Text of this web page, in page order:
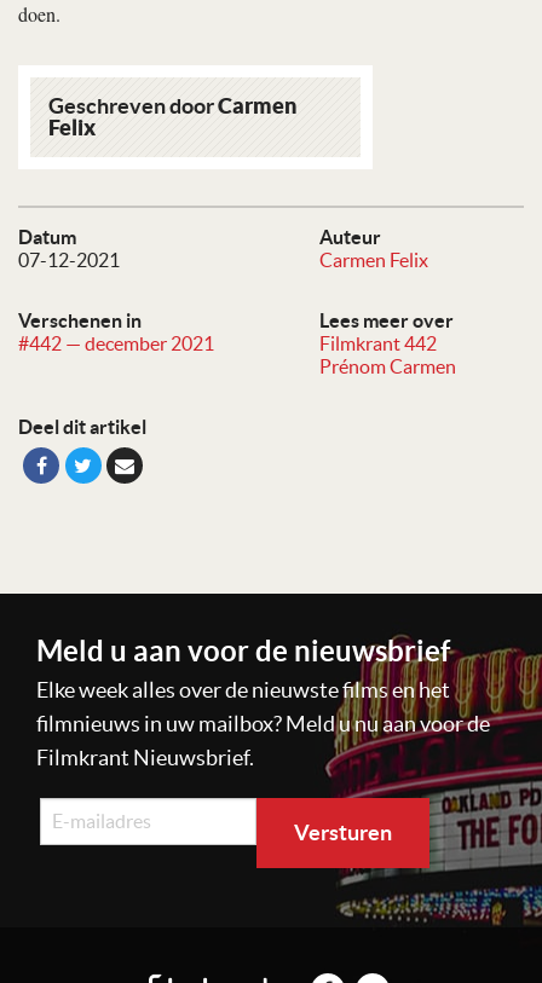
Datum
07-12-2021
Auteur
Carmen Felix
Verschenen in
#442 — december 2021
Lees meer over
Filmkrant 442
Prénom Carmen
Deel dit artikel
doen.
Geschreven doorCarmen
Felix
Meld u aan voor de nieuwsbrief
Elke week alles over de nieuwste films en het
filmnieuws in uw mailbox? Meld u nu aan voor de
Filmkrant Nieuwsbrief.